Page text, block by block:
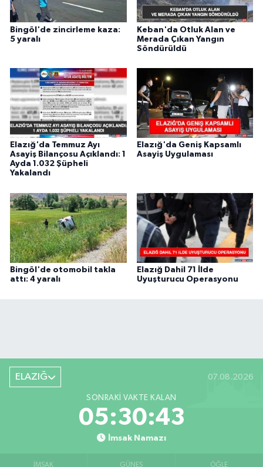
Bingöl'de zincirleme kaza:
5 yaralı
Keban'da Otluk Alan ve
Merada Çıkan Yangın
Söndürüldü
Elazığ'da Temmuz Ayı
Asayiş Bilançosu Açıklandı: 1
Ayda 1.032 Şüpheli
Yakalandı
Elazığ'da Geniş Kapsamlı
Asayiş Uygulaması
Bingöl'de otomobil takla
attı: 4 yaralı
Elazığ Dahil 71 İlde
Uyuşturucu Operasyonu
ELAZIĞ 07.08.2026
SONRAKI VAKTE KALAN
05:30:42
İmsak Namazı
İMSAK GÜNEŞ ÖĞLE